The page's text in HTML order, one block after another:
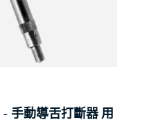
-手動導舌打斷器 用